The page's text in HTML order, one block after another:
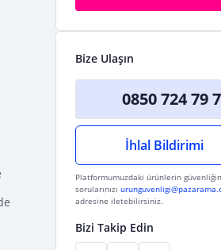
Bize Ulaşın
0850 724 79
İhlal Bildirimi
Platformumuzdaki ürünlerin
sorularınızı
adresine iletebilirsiniz.
Bizi Takip Edin